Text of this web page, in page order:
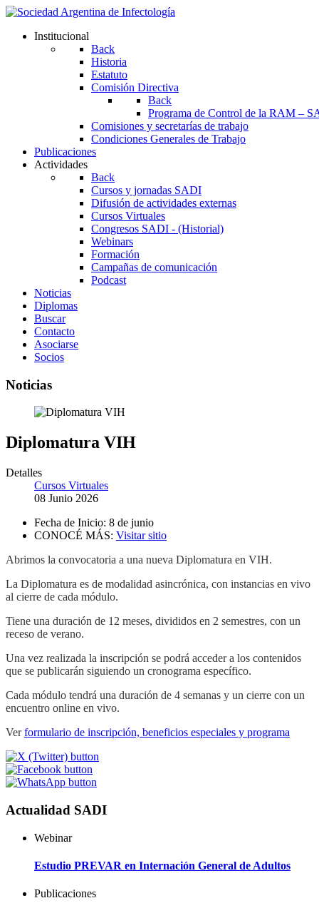
Institucional
Back
Historia
Estatuto
Comisión Directiva
Back
Programa de Control de la RAM –
Comisiones y secretarías de trabajo
Condiciones Generales de Trabajo
Publicaciones
Actividades
Back
Cursos y jornadas SADI
Difusión de actividades externas
Cursos Virtuales
Congresos SADI - (Historial)
Webinars
Formación
Campañas de comunicación
Podcast
Noticias
Diplomas
Buscar
Contacto
Asociarse
Socios
Noticias
Diplomatura VIH
Detalles
Cursos Virtuales
08 Junio 2026
Fecha de Inicio: 8 de junio
CONOCÉ MÁS: Visitar sitio
Abrimos la convocatoria a una nueva Diplomatura en VIH.
La Diplomatura es de modalidad asincrónica, con instancias en vivo
al cierre de cada módulo.
Tiene una duración de 12 meses, divididos en 2 semestres, con un
receso de verano.
Una vez realizada la inscripción se podrá acceder a los contenidos
que se publicarán siguiendo un cronograma específico.
Cada módulo tendrá una duración de 4 semanas y un cierre con un
encuentro online en vivo.
Verformulario de inscripción, beneficios especiales y programa
Actualidad SADI
Webinar
Estudio PREVAR en Internación General de Adultos
Publicaciones